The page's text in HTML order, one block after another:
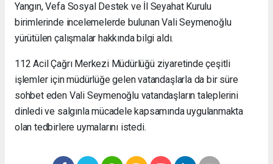
Yangın, Vefa Sosyal Destek ve İl Seyahat Kurulu
birimlerinde incelemelerde bulunan Vali Seymenoğlu
yürütülen çalışmalar hakkında bilgi aldı.
112 Acil Çağrı Merkezi Müdürlüğü ziyaretinde çeşitli
işlemler için müdürlüğe gelen vatandaşlarla da bir süre
sohbet eden Vali Seymenoğlu vatandaşların taleplerini
dinledi ve salgınla mücadele kapsamında uygulanmakta
olan tedbirlere uymalarını istedi.